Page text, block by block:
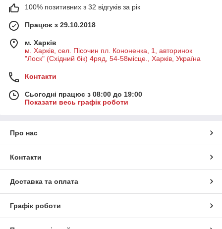
100% позитивних з 32 відгуків за рік
Працює з 29.10.2018
м. Харків
м. Харків, сел. Пісочин пл. Кононенка, 1, авторинок
"Лоск" (Східний бік) 4ряд, 54-58місце., Харків, Україна
Контакти
Сьогодні працює з 08:00 до 19:00
Показати весь графік роботи
Про нас
Контакти
Доставка та оплата
Графік роботи